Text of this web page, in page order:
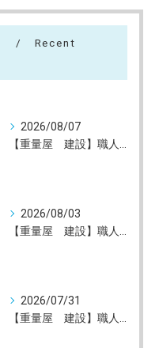
Recent
2026/08/07
2026/08/03
2026/07/31